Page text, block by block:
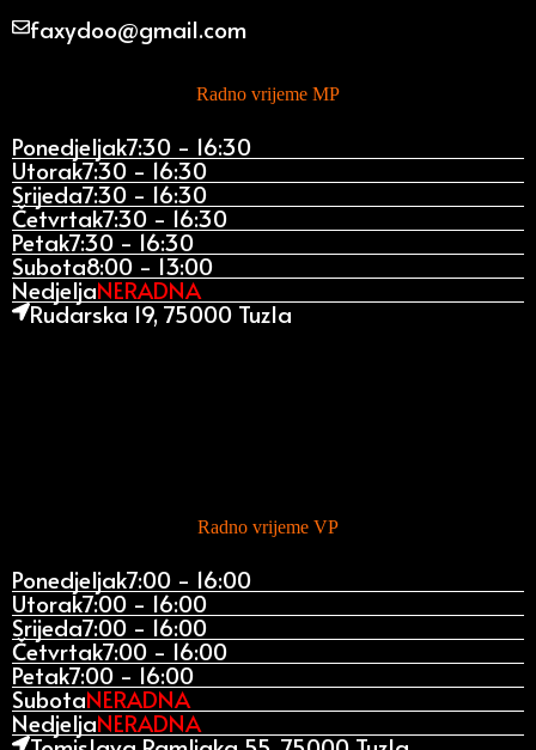
faxydoo@gmail.com
Radno vrijeme MP
Ponedjeljak7:30 - 16:30
Utorak7:30 - 16:30
Srijeda7:30 - 16:30
Četvrtak7:30 - 16:30
Petak7:30 - 16:30
Subota8:00 - 13:00
NedjeljaNERADNA
Rudarska 19, 75000 Tuzla
Radno vrijeme VP
Ponedjeljak7:00 - 16:00
Utorak7:00 - 16:00
Srijeda7:00 - 16:00
Četvrtak7:00 - 16:00
Petak7:00 - 16:00
SubotaNERADNA
NedjeljaNERADNA